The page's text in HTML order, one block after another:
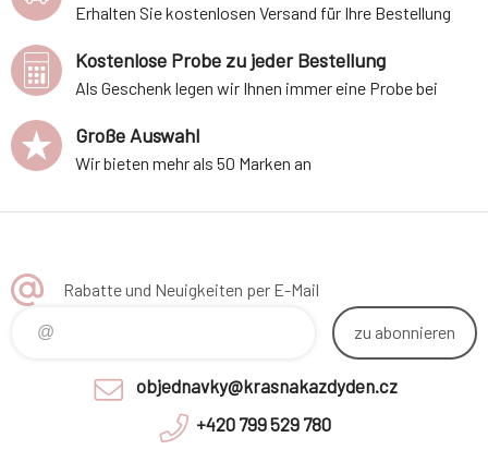
Erhalten Sie kostenlosen Versand für Ihre Bestellung
Kostenlose Probe zu jeder Bestellung
Als Geschenk legen wir Ihnen immer eine Probe bei
Große Auswahl
Wir bieten mehr als 50 Marken an
Rabatte und Neuigkeiten per E-Mail
zu abonnieren
objednavky@krasnakazdyden.cz
+420 799 529 780